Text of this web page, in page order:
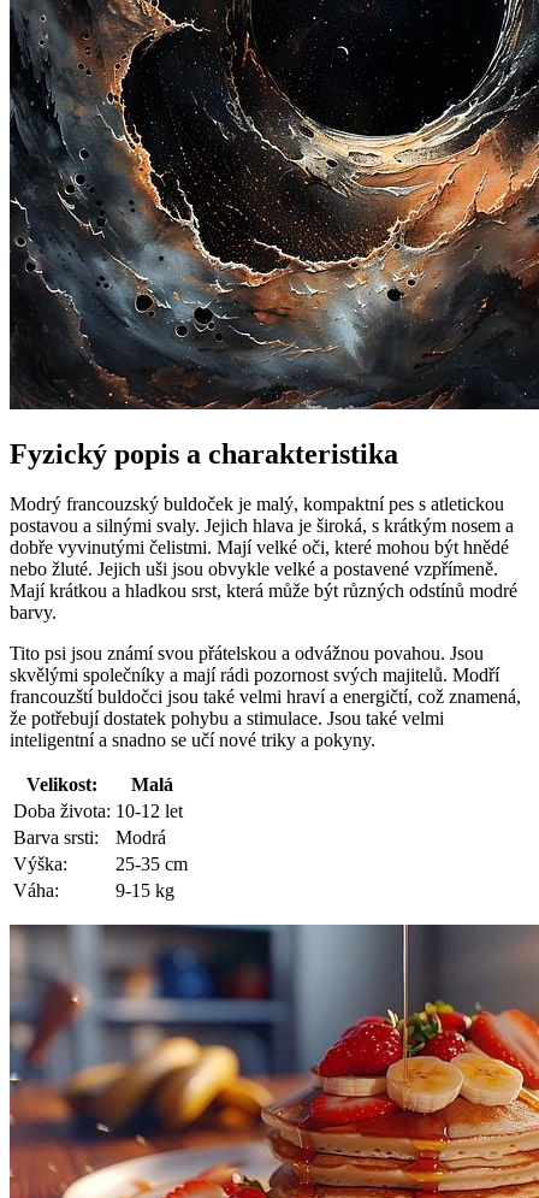
Fyzický popis a charakteristika
Modrý francouzský buldoček je malý, kompaktní pes s atletickou
postavou a silnými svaly. Jejich hlava je široká, s krátkým nosem a
dobře vyvinutými čelistmi. Mají velké oči, které mohou být hnědé
nebo žluté. Jejich uši jsou obvykle velké a postavené vzpřímeně.
Mají krátkou a hladkou srst, která může být různých odstínů modré
barvy.
Tito psi jsou známí svou přátelskou a odvážnou povahou. Jsou
skvělými společníky a mají rádi pozornost svých majitelů. Modří
francouzští buldočci jsou také velmi hraví a energičtí, což znamená,
že potřebují dostatek pohybu a stimulace. Jsou také velmi
inteligentní a snadno se učí nové triky a pokyny.
Velikost:
Malá
Doba života: 10-12 let
Barva srsti:
Modrá
Výška:
25-35 cm
Váha:
9-15 kg